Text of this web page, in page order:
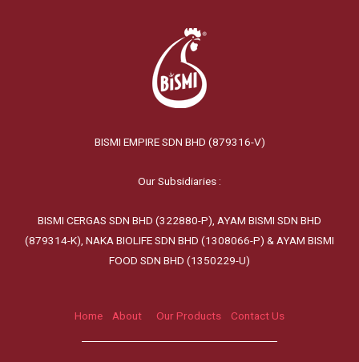
BISMI EMPIRE SDN BHD (879316-V)
Our Subsidiaries :
BISMI CERGAS SDN BHD (322880-P), AYAM BISMI SDN BHD
(879314-K), NAKA BIOLIFE SDN BHD (1308066-P) & AYAM BISMI
FOOD SDN BHD (1350229-U)
Home About Our Products Contact Us